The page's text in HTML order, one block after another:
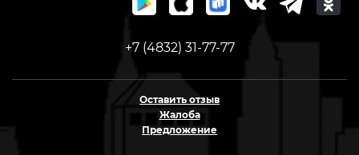
+7 (4832) 31-77-77
Оставить отзыв
Жалоба
Предложение